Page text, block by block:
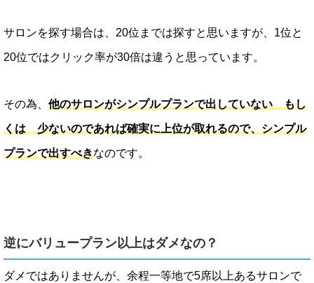
サロンを探す場合は、20位までは探すと思いますが、1位と
20位ではクリック率が30倍は違うと思っています。
その為、 他のサロンがシンプルプランで出していない もし
くは 少ないのであれば確実に上位が取れるので、シンプル
プランで出すべきなのです。
逆にバリュープラン以上はダメなの？
ダメではありませんが、余程一等地で5席以上あるサロンで